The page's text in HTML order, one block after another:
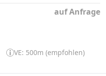
auf Anfrage
VE: 500m (empfohlen)